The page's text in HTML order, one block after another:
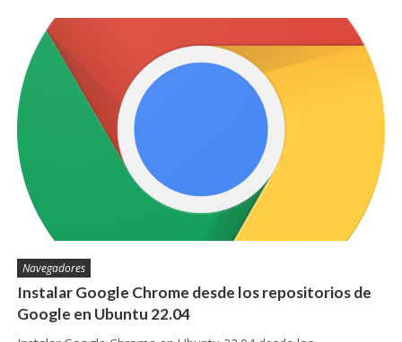
Navegadores
Instalar Google Chrome desde los repositorios de
Google en Ubuntu 22.04